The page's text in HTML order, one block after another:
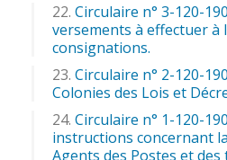
Circulaire n° 3-120-
versements à effectuer à
consignations.
Circulaire n° 2-120-
Colonies des Lois et
Circulaire n° 1-120-
instructions concernant
Agents des Postes et